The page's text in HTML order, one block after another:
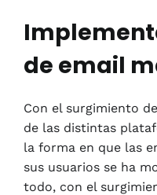
de email
Con el surgimiento
de las distintas
la forma en que las
sus usuarios se ha
todo, con el